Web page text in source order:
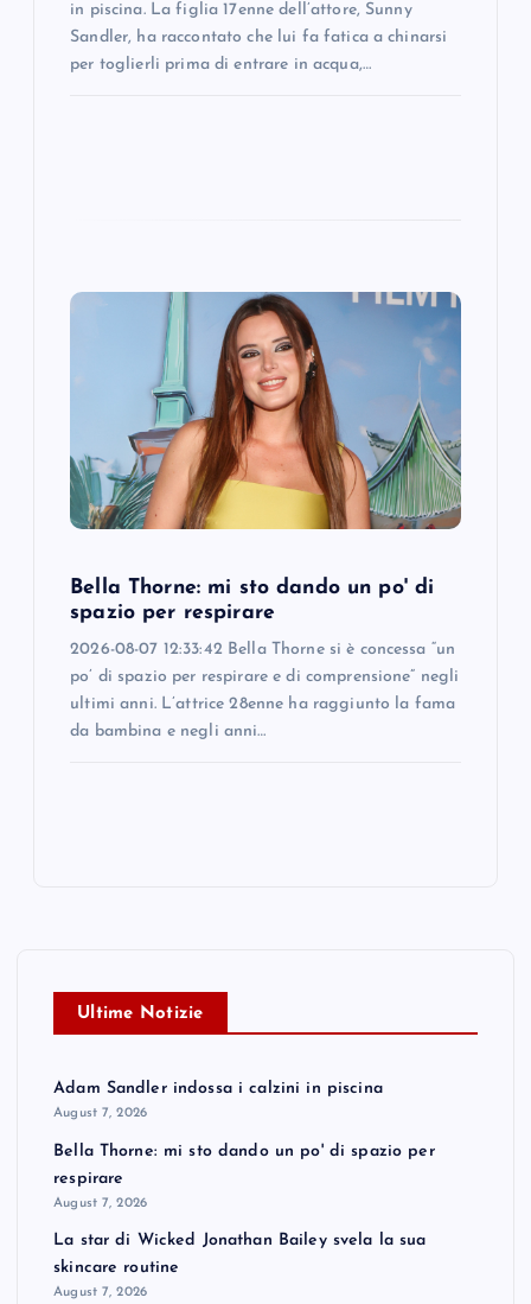
in piscina. La figlia 17enne dell’attore, Sunny
Sandler, ha raccontato che lui fa fatica a chinarsi
per toglierli prima di entrare in acqua,…
Bella Thorne: mi sto dando un po' di
spazio per respirare
2026-08-07 12:33:42 Bella Thorne si è concessa “un
po’ di spazio per respirare e di comprensione” negli
ultimi anni. L’attrice 28enne ha raggiunto la fama
da bambina e negli anni…
Ultime Notizie
Adam Sandler indossa i calzini in piscina
August 7, 2026
Bella Thorne: mi sto dando un po' di spazio per
respirare
August 7, 2026
La star di Wicked Jonathan Bailey svela la sua
skincare routine
August 7, 2026